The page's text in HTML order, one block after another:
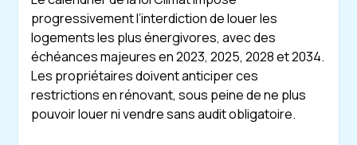
progressivement l’interdiction de louer les
logements les plus énergivores, avec des
échéances majeures en 2023, 2025, 2028 et 2034.
Les propriétaires doivent anticiper ces
restrictions en rénovant, sous peine de ne plus
pouvoir louer ni vendre sans audit obligatoire.